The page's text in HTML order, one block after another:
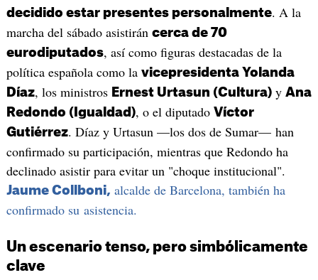
decidido estar presentes personalmente. A la
marcha del sábado asistirán cerca de 70
eurodiputados, así como figuras destacadas de la
política española como la vicepresidenta Yolanda
Díaz, los ministros Ernest Urtasun (Cultura)y Ana
Redondo (Igualdad), o el diputado Víctor
Gutiérrez. Díaz y Urtasun —los dos de Sumar— han
confirmado su participación, mientras que Redondo ha
declinado asistir para evitar un "choque institucional".
Jaume Collboni, alcalde de Barcelona, también ha
confirmado su asistencia.
Un escenario tenso, pero simbólicamente
clave